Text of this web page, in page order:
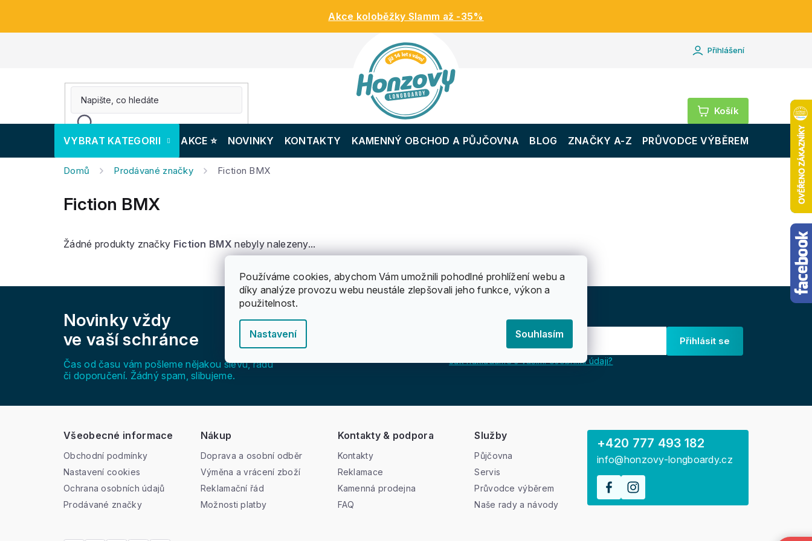
Používáme cookies, abychom Vám umožnili pohodlné prohlížení webu a
díky analýze provozu webu neustále zlepšovali jeho funkce, výkon a
použitelnost.
Nastavení Souhlasím
Akce koloběžky Slamm až -35%
Přihlášení
Nákupní
košík
VYBRAT KATEGORII AKCE ⭐️ NOVINKY KONTAKTY KAMENNÝ OBCHOD A PŮJČOVNA BLOG ZNAČKY A-Z PRŮVODCE VÝBĚREM
Domů Prodávané značky Fiction BMX
Fiction BMX
Žádné produkty značky Fiction BMX nebyly nalezeny...
Novinky vždy
ve vaší schránce
Čas od času vám pošleme nějakou slevu, radu
či doporučení. Žádný spam, slibujeme.
Přihlásit se
Jak nakládáme s vašimi osobními údaji?
Všeobecné informace
Obchodní podmínky
Nastavení cookies
Ochrana osobních údajů
Prodávané značky
Nákup
Doprava a osobní odběr
Výměna a vrácení zboží
Reklamační řád
Možnosti platby
Kontakty & podpora
Kontakty
Reklamace
Kamenná prodejna
FAQ
Služby
Půjčovna
Servis
Průvodce výběrem
Naše rady a návody
+420 777 493 182
info@honzovy-longboardy.cz